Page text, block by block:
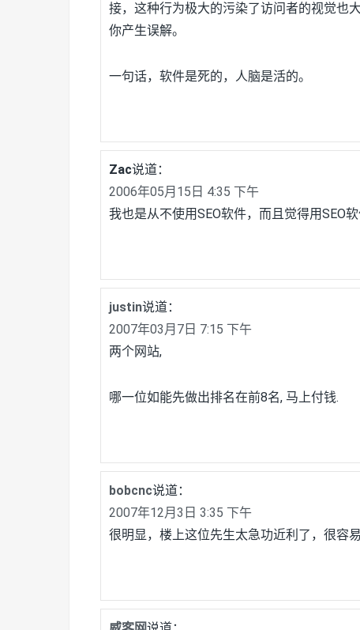
接，这种行为极大的污染了访问者的视觉也
你产生误解。
一句话，软件是死的，人脑是活的。
Zac说道：
2006年05月15日 4:35 下午
我也是从不使用SEO软件，而且觉得用SEO软
justin说道：
2007年03月7日 7:15 下午
两个网站,
哪一位如能先做出排名在前8名, 马上付钱.
bobcnc说道：
2007年12月3日 3:35 下午
很明显，楼上这位先生太急功近利了，很容